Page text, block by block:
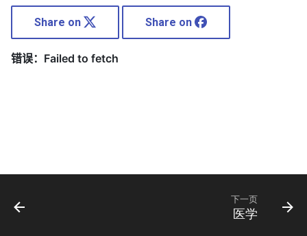
Share on Share on
下一页
医学